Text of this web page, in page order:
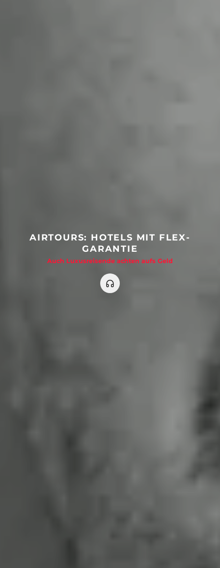
AIRTOURS: HOTELS MIT FLEX-
GARANTIE
Auch Luxusreisende achten aufs Geld